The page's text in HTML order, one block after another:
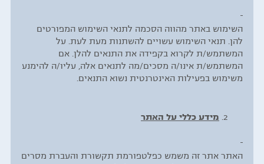
השימוש באתר מהווה הסכמה לתנאי השימוש המפורטים
להן. תנאי השימוש עשויים להשתנות מעת לעת. על
המשתמש/ת לקרוא בקפידה את התנאים להלן. אם
המשתמש/ת אינו/ה מסכים/מה לתנאים אלה, עליו/ה להימנע
משימוש בפעילות האינטרנטית נשוא התנאים.
מידע כללי על האתר
האתר אתר זה משמש כפלטפורמת תקשורת והעברת מסרים